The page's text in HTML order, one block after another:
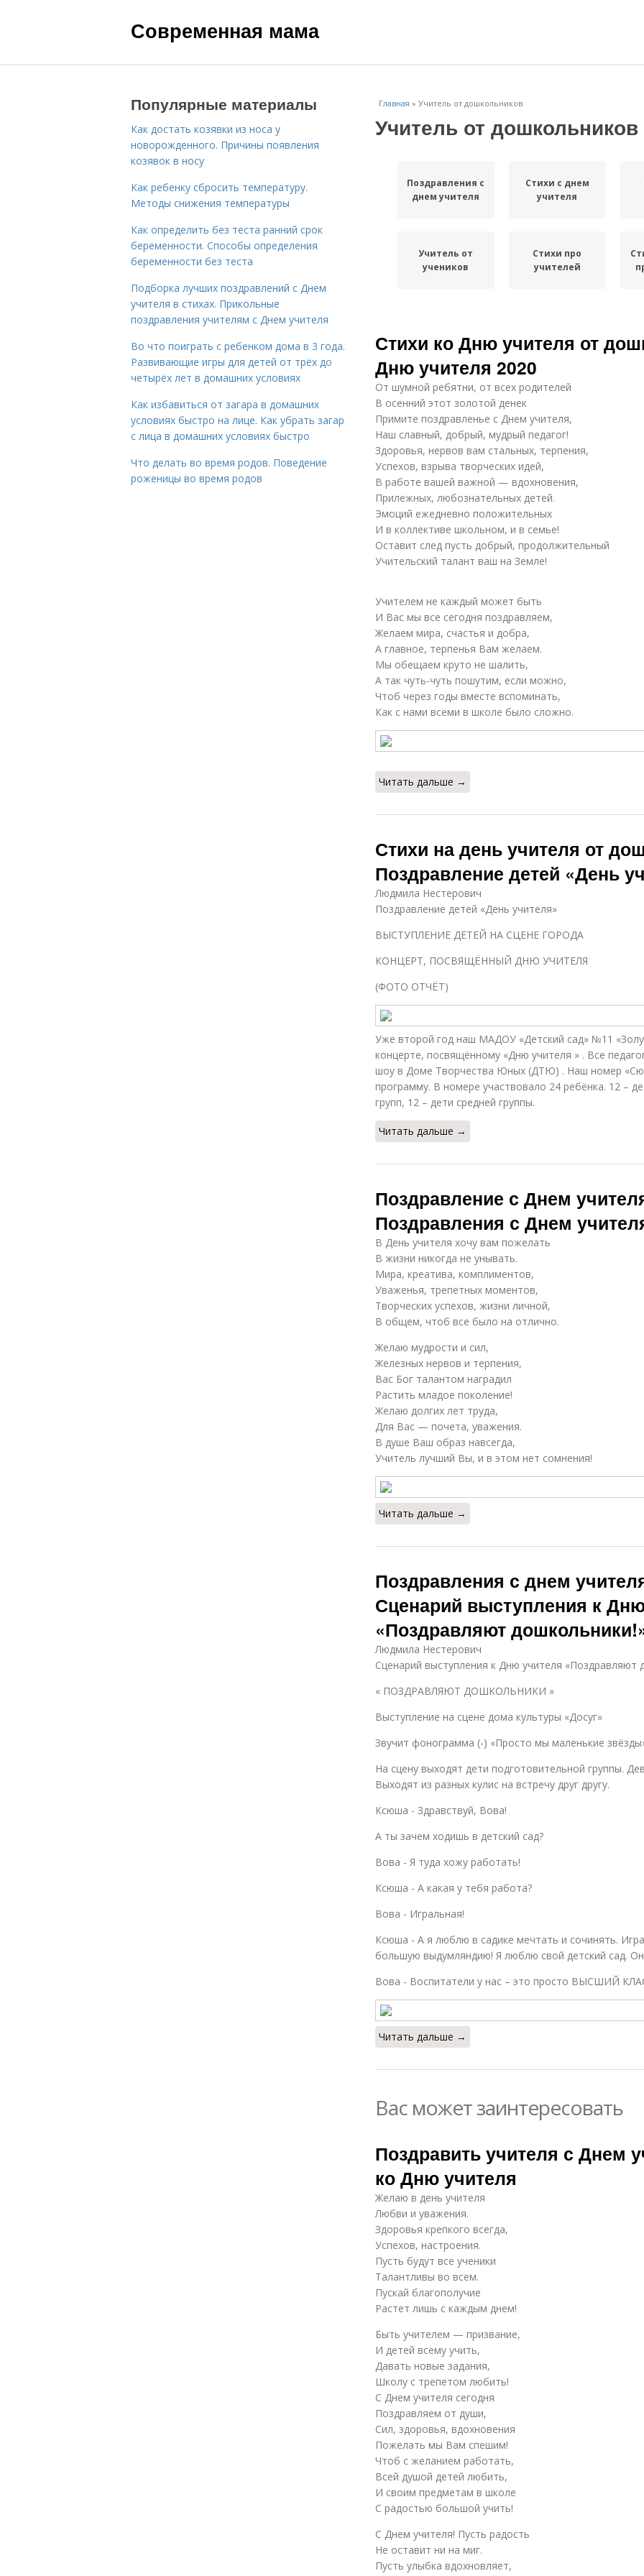
Современная мама
Главная » Учитель от дошкольников
Учитель от дошкольников
Поздравления с
днем учителя
Стихи с днем
учителя
Учитель от
учеников
Стихи про
учителей
выпускников
днем учителя
Пожелание с
днем учителя
Стихи ко Дню учителя от
Дню учителя 2020
От шумной ребятни, от всех родителей
В осенний этот золотой денек
Примите поздравленье с Днем учителя,
Наш славный, добрый, мудрый педагог!
Здоровья, нервов вам стальных, терпения,
Успехов, взрыва творческих идей,
В работе вашей важной — вдохновения,
Прилежных, любознательных детей.
Эмоций ежедневно положительных
И в коллективе школьном, и в семье!
Оставит след пусть добрый, продолжительный
Учительский талант ваш на Земле!
Учителем не каждый может быть
И Вас мы все сегодня поздравляем,
Желаем мира, счастья и добра,
А главное, терпенья Вам желаем.
Мы обещаем круто не шалить,
А так чуть-чуть пошутим, если можно,
Чтоб через годы вместе вспоминать,
Как с нами всеми в школе было сложно.
Читать дальше →
Стихи на день учителя от
Поздравление детей «День
Людмила Нестерович
Поздравление детей «День учителя»
ВЫСТУПЛЕНИЕ ДЕТЕЙ НА СЦЕНЕ ГОРОДА
КОНЦЕРТ, ПОСВЯЩЁННЫЙ ДНЮ УЧИТЕЛЯ
(ФОТО ОТЧЁТ)
Уже второй год наш МАДОУ «Детский сад» №11
концерте, посвящённому «Дню учителя » . Все
шоу в Доме Творчества Юных (ДТЮ) . Наш номер
программу. В номере участвовало 24 ребёнка. 12 –
групп, 12 – дети средней группы.
Читать дальше →
Поздравление с Днем
Поздравления с Днем
В День учителя хочу вам пожелать
В жизни никогда не унывать.
Мира, креатива, комплиментов,
Уваженья, трепетных моментов,
Творческих успехов, жизни личной,
В общем, чтоб все было на отлично.
Желаю мудрости и сил,
Железных нервов и терпения,
Вас Бог талантом наградил
Растить младое поколение!
Желаю долгих лет труда,
Для Вас — почета, уважения.
В душе Ваш образ навсегда,
Учитель лучший Вы, и в этом нет сомнения!
Читать дальше →
Поздравления с днем
Сценарий выступления к
«Поздравляют
Людмила Нестерович
Сценарий выступления к Дню учителя «Поздравляют
« ПОЗДРАВЛЯЮТ ДОШКОЛЬНИКИ »
Выступление на сцене дома культуры «Досуг»
Звучит фонограмма (-) «Просто мы маленькие
На сцену выходят дети подготовительной группы.
Выходят из разных кулис на встречу друг другу.
Ксюша - Здравствуй, Вова!
А ты зачем ходишь в детский сад?
Вова - Я туда хожу работать!
Ксюша - А какая у тебя работа?
Вова - Игральная!
Ксюша - А я люблю в садике мечтать и сочинять.
большую выдумляндию! Я люблю свой детский сад.
Вова - Воспитатели у нас – это просто ВЫСШИЙ
Читать дальше →
Вас может заинтересовать
Поздравить учителя с Днем
ко Дню учителя
Желаю в день учителя
Любви и уважения.
Здоровья крепкого всегда,
Успехов, настроения.
Пусть будут все ученики
Талантливы во всем.
Пускай благополучие
Растет лишь с каждым днем!
Быть учителем — призвание,
И детей всему учить,
Давать новые задания,
Школу с трепетом любить!
С Днем учителя сегодня
Поздравляем от души,
Сил, здоровья, вдохновения
Пожелать мы Вам спешим!
Чтоб с желанием работать,
Всей душой детей любить,
И своим предметам в школе
С радостью большой учить!
С Днем учителя! Пусть радость
Не оставит ни на миг.
Пусть улыбка вдохновляет,
Популярные материалы
Как достать козявки из носа у
новорожденного. Причины появления
козявок в носу
Как ребенку сбросить температуру.
Методы снижения температуры
Как определить без теста ранний срок
беременности. Способы определения
беременности без теста
Подборка лучших поздравлений с Днем
учителя в стихах. Прикольные
поздравления учителям с Днем учителя
Во что поиграть с ребенком дома в 3 года.
Развивающие игры для детей от трёх до
четырёх лет в домашних условиях
Как избавиться от загара в домашних
условиях быстро на лице. Как убрать загар
с лица в домашних условиях быстро
Что делать во время родов. Поведение
роженицы во время родов